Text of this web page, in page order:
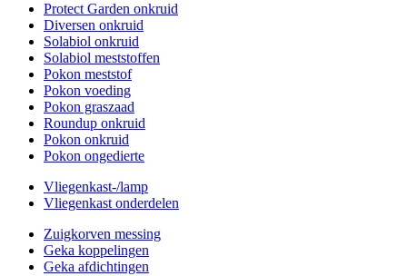
Protect Garden onkruid
Diversen onkruid
Solabiol onkruid
Solabiol meststoffen
Pokon meststof
Pokon voeding
Pokon graszaad
Roundup onkruid
Pokon onkruid
Pokon ongedierte
Vliegenkast-/lamp
Vliegenkast onderdelen
Zuigkorven messing
Geka koppelingen
Geka afdichtingen